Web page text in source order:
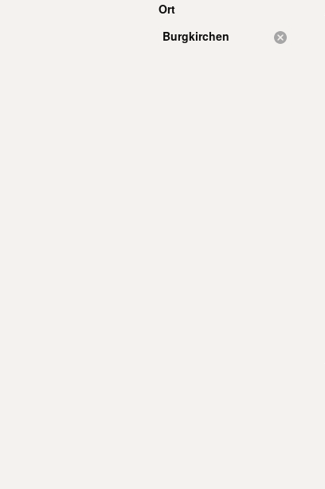
Ort
Burgkirchen